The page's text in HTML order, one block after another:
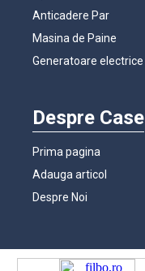
Anticadere Par
Masina de Paine
Generatoare electrice
Despre Case
Prima pagina
Adauga articol
Despre Noi